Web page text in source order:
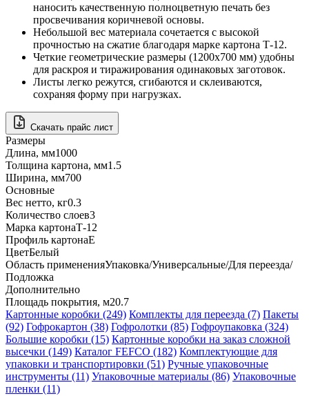
наносить качественную полноцветную печать без
просвечивания коричневой основы.
Небольшой вес материала сочетается с высокой
прочностью на сжатие благодаря марке картона Т-12.
Четкие геометрические размеры (1200x700 мм) удобны
для раскроя и тиражирования одинаковых заготовок.
Листы легко режутся, сгибаются и склеиваются,
сохраняя форму при нагрузках.
Скачать прайс лист
Размеры
Длина, мм1000
Толщина картона, мм1.5
Ширина, мм700
Основные
Вес нетто, кг0.3
Количество слоев3
Марка картонаТ-12
Профиль картонаE
ЦветБелый
Область примененияУпаковка/Универсальные/Для переезда/
Подложка
Дополнительно
Площадь покрытия, м20.7
Картонные коробки (249) Комплекты для переезда (7) Пакеты
(92) Гофрокартон (38) Гофролотки (85) Гофроупаковка (324)
Большие коробки (15) Картонные коробки на заказ сложной
высечки (149) Каталог FEFCO (182) Комплектующие для
упаковки и транспортировки (51) Ручные упаковочные
инструменты (11) Упаковочные материалы (86) Упаковочные
пленки (11)